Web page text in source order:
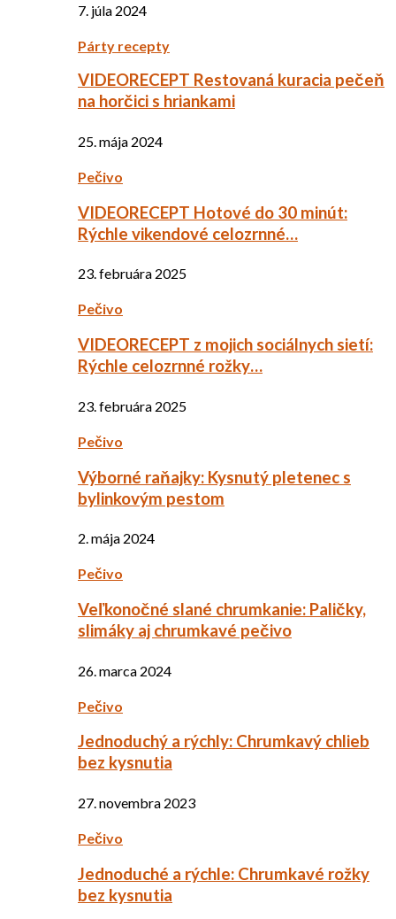
7. júla 2024
Párty recepty
VIDEORECEPT Restovaná kuracia pečeň
na horčici s hriankami
25. mája 2024
Pečivo
VIDEORECEPT Hotové do 30 minút:
Rýchle vikendové celozrnné…
23. februára 2025
Pečivo
VIDEORECEPT z mojich sociálnych sietí:
Rýchle celozrnné rožky…
23. februára 2025
Pečivo
Výborné raňajky: Kysnutý pletenec s
bylinkovým pestom
2. mája 2024
Pečivo
Veľkonočné slané chrumkanie: Paličky,
slimáky aj chrumkavé pečivo
26. marca 2024
Pečivo
Jednoduchý a rýchly: Chrumkavý chlieb
bez kysnutia
27. novembra 2023
Pečivo
Jednoduché a rýchle: Chrumkavé rožky
bez kysnutia